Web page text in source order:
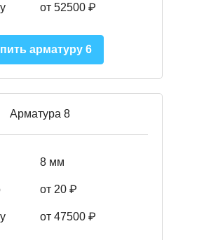
от 52500 ₽
арматуру 6
Арматура 8
8 мм
от 20 ₽
от 47500 ₽